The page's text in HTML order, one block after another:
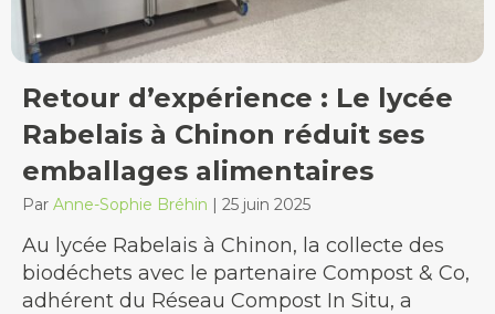
Retour d’expérience : Le lycée
Rabelais à Chinon réduit ses
emballages alimentaires
Par Anne-Sophie Bréhin | 25 juin 2025
Au lycée Rabelais à Chinon, la collecte des
biodéchets avec le partenaire Compost & Co,
adhérent du Réseau Compost In Situ, a